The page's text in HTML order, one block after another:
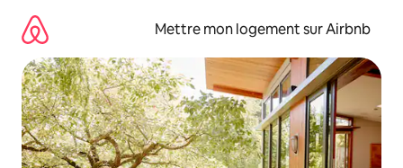
directement
contenu
Mettre mon logement sur Airbnb